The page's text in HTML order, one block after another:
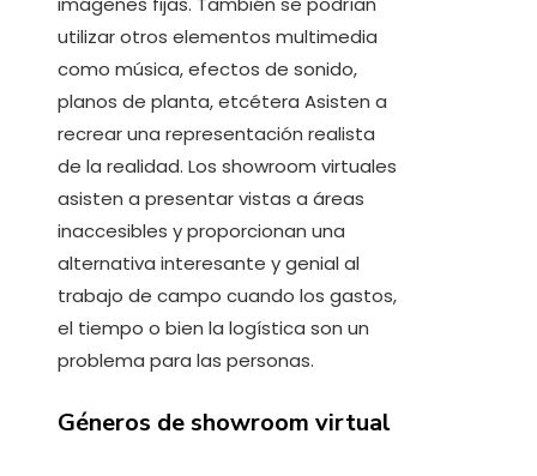
utilizar otros elementos multimedia
como música, efectos de sonido,
planos de planta, etcétera Asisten a
recrear una representación realista
de la realidad. Los showroom virtuales
asisten a presentar vistas a áreas
inaccesibles y proporcionan una
alternativa interesante y genial al
trabajo de campo cuando los gastos,
el tiempo o bien la logística son un
problema para las personas.
Géneros de showroom virtual